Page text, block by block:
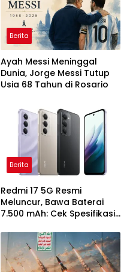
Berita
Ayah Messi Meninggal
Dunia, Jorge Messi Tutup
Usia 68 Tahun di Rosario
Berita
Redmi 17 5G Resmi
Meluncur, Bawa Baterai
7.500 mAh: Cek Spesifikasi